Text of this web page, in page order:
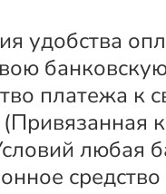
удобства
платежа к
любая